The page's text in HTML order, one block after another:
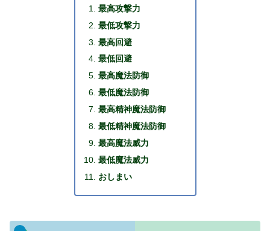
最高攻撃力
最低攻撃力
最高回避
最低回避
最高魔法防御
最低魔法防御
最高精神魔法防御
最低精神魔法防御
最高魔法威力
最低魔法威力
おしまい